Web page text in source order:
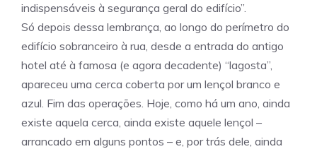
indispensáveis à segurança geral do edifício”.
Só depois dessa lembrança, ao longo do perímetro do
edifício sobranceiro à rua, desde a entrada do antigo
hotel até à famosa (e agora decadente) “lagosta”,
apareceu uma cerca coberta por um lençol branco e
azul. Fim das operações. Hoje, como há um ano, ainda
existe aquela cerca, ainda existe aquele lençol –
arrancado em alguns pontos – e, por trás dele, ainda